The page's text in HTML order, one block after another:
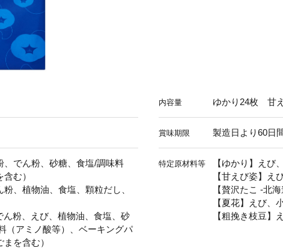
内容量 ゆかり24枚 甘
賞味期限 製造日より60日
、でん粉、砂糖、食塩/調味料
む）
、植物油、食塩、顆粒だし、
ん粉、えび、植物油、食塩、砂
（アミノ酸等）、ベーキングパ
を含む）
特定原材料等
【ゆかり】えび
【甘えび姿】え
【贅沢たこ -北
【夏花】えび、
【粗挽き枝豆】